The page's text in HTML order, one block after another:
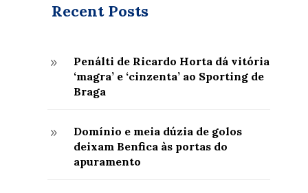
Recent Posts
9
Penálti de Ricardo Horta dá vitória
‘magra’ e ‘cinzenta’ ao Sporting de
Braga
9
Domínio e meia dúzia de golos
deixam Benfica às portas do
apuramento